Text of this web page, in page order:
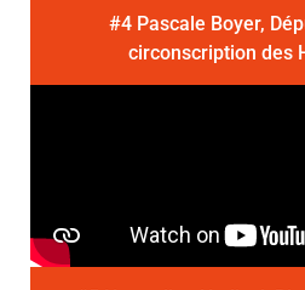
#4 Pascale Boyer,
circonscription des